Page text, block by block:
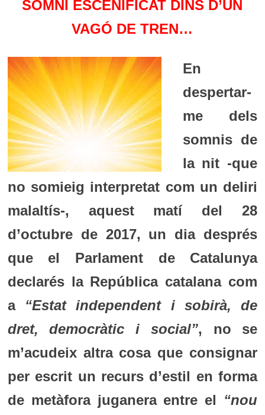
SOMNI ESCENIFICAT DINS D’UN
VAGÓ DE TREN…
En
despertar-
me dels
somnis de
la nit -que
no somieig interpretat com un deliri
malaltís-, aquest matí del 28
d’octubre de 2017, un dia després
que el Parlament de Catalunya
declarés la República catalana com
a “Estat independent i sobirà, de
dret, democràtic i social”, no se
m’acudeix altra cosa que consignar
per escrit un recurs d’estil en forma
de metàfora juganera entre el “nou